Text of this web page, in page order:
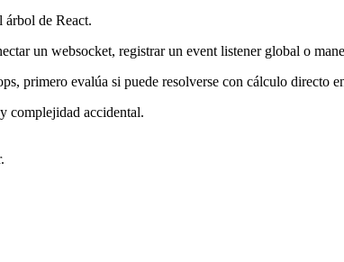
árbol de React.
un websocket, registrar un event listener global o
primero evalúa si puede resolverse con cálculo directo
complejidad accidental.